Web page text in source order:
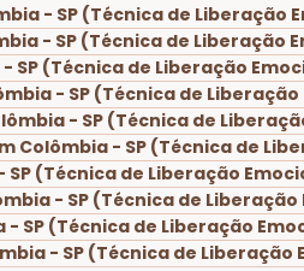
- SP (Técnica de Liberação
- SP (Técnica de Liberação
- SP (Técnica de Liberação
- SP (Técnica de
- SP (Técnica de
Colômbia - SP (Técnica de
SP (Técnica de Liberação
- SP (Técnica de
- SP (Técnica de Liberação
- SP (Técnica de Liberação